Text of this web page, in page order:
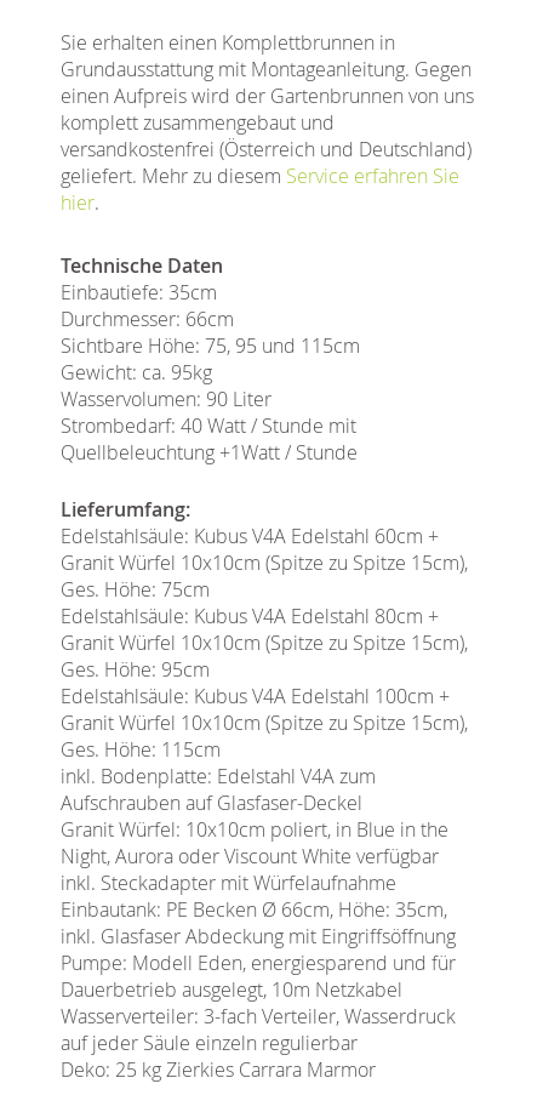
Sie erhalten einen Komplettbrunnen in
Grundausstattung mit Montageanleitung. Gegen
einen Aufpreis wird der Gartenbrunnen von uns
komplett zusammengebaut und
versandkostenfrei (Österreich und Deutschland)
geliefert. Mehr zu diesem Service erfahren Sie
hier.
Technische Daten
Einbautiefe: 35cm
Durchmesser: 66cm
Sichtbare Höhe: 75, 95 und 115cm
Gewicht: ca. 95kg
Wasservolumen: 90 Liter
Strombedarf: 40 Watt / Stunde mit
Quellbeleuchtung +1Watt / Stunde
Lieferumfang:
Edelstahlsäule: Kubus V4A Edelstahl 60cm +
Granit Würfel 10x10cm (Spitze zu Spitze 15cm),
Ges. Höhe: 75cm
Edelstahlsäule: Kubus V4A Edelstahl 80cm +
Granit Würfel 10x10cm (Spitze zu Spitze 15cm),
Ges. Höhe: 95cm
Edelstahlsäule: Kubus V4A Edelstahl 100cm +
Granit Würfel 10x10cm (Spitze zu Spitze 15cm),
Ges. Höhe: 115cm
inkl. Bodenplatte: Edelstahl V4A zum
Aufschrauben auf Glasfaser-Deckel
Granit Würfel: 10x10cm poliert, in Blue in the
Night, Aurora oder Viscount White verfügbar
inkl. Steckadapter mit Würfelaufnahme
Einbautank: PE Becken Ø 66cm, Höhe: 35cm,
inkl. Glasfaser Abdeckung mit Eingriffsöffnung
Pumpe: Modell Eden, energiesparend und für
Dauerbetrieb ausgelegt, 10m Netzkabel
Wasserverteiler: 3-fach Verteiler, Wasserdruck
auf jeder Säule einzeln regulierbar
Deko: 25 kg Zierkies Carrara Marmor